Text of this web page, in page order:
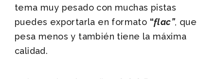
tema muy pesado con muchas pistas
puedes exportarla en formato “flac”, que
pesa menos y también tiene la máxima
calidad.